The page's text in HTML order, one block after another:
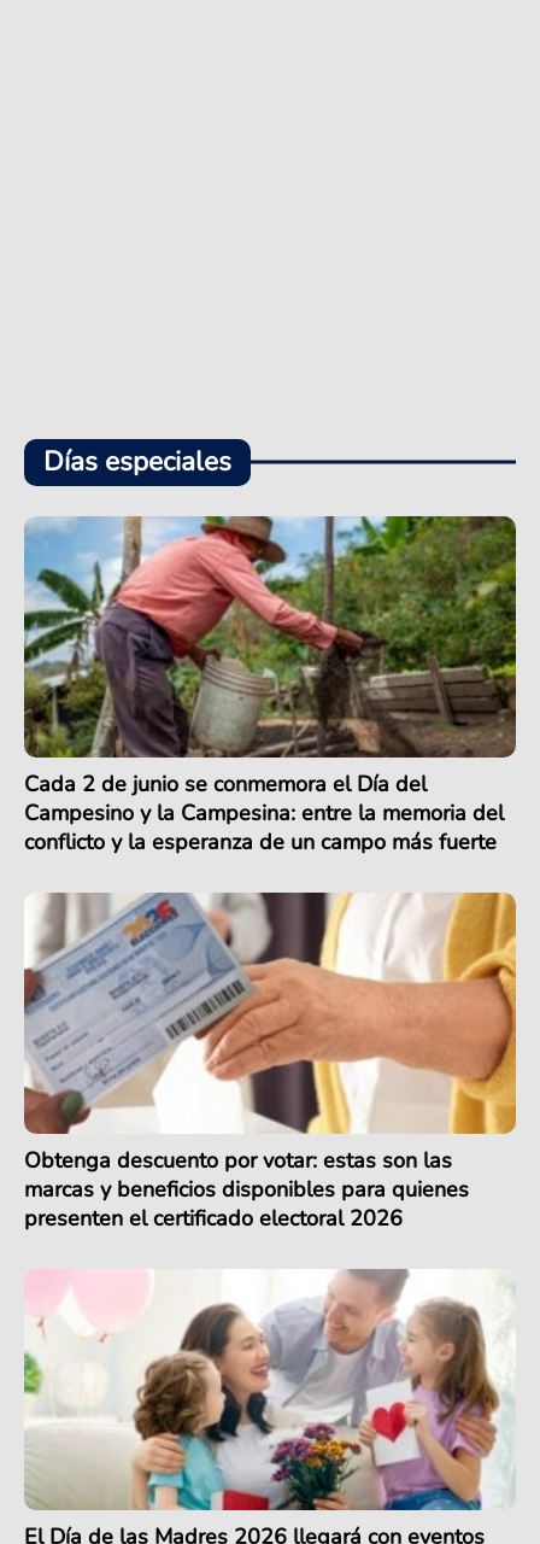
Días especiales
Cada 2 de junio se conmemora el Día del
Campesino y la Campesina: entre la memoria del
conflicto y la esperanza de un campo más fuerte
Obtenga descuento por votar: estas son las
marcas y beneficios disponibles para quienes
presenten el certificado electoral 2026
El Día de las Madres 2026 llegará con eventos